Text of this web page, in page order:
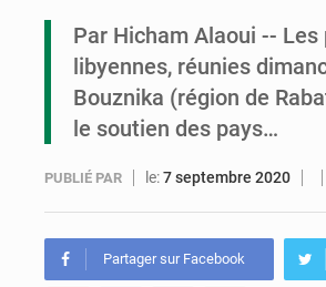
Par Hicham Alaoui --
libyennes, réunies
Bouznika (région de
le soutien des pays…
PUBLIÉ PAR le:7 septembre 2020
Partager sur Facebook